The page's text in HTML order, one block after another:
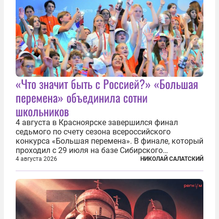
«Что значит быть с Россией?» «Большая
перемена» объединила сотни
школьников
4 августа в Красноярске завершился финал
седьмого по счету сезона всероссийского
конкурса «Большая перемена». В финале, который
проходил с 29 июля на базе Сибирского
федерального университета, собрались более 800
молодых участников — школьников 5–7-х классов
со всей России и старшеклассников из-за...
4 августа 2026 НИКОЛАЙ САЛАТСКИЙ